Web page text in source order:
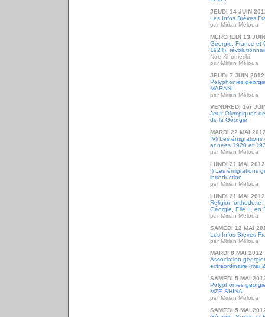
JEUDI 14 JUIN
Les Infos Brèves
par Mirian Méloua
MERCREDI 13
Géorgie, France et
1924),
Noe Khomeriki
par Mirian Méloua
JEUDI 7 JUIN 2012
Polyphonies
MARANI
par Mirian Méloua
VENDREDI 1er
Jeux Olympiques
de la Géorgie
MARDI 22 MAI
IV) Les
années 1920 et
par Mirian Méloua
LUNDI 21 MAI 2012
I) Les émigrations
introduction
par Mirian Méloua
LUNDI 21 MAI 2012
Religion orthodoxe
Géorgie, Elie II, en
par Mirian Méloua
SAMEDI 12 MAI
Les Infos Brèves
par Mirian Méloua
MARDI 8 MAI 2012
Association
extraordinaire (mai
SAMEDI 5 MAI
Polyphonies
MZE SHINA
par Mirian Méloua
SAMEDI 5 MAI